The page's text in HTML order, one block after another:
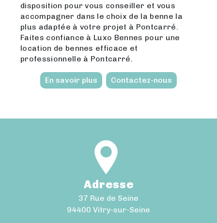
disposition pour vous conseiller et vous
accompagner dans le choix de la benne la
plus adaptée à votre projet à Pontcarré.
Faites confiance à Luxo Bennes pour une
location de bennes efficace et
professionnelle à Pontcarré.
En savoir plus Contactez-nous
Adresse
37 Rue de Seine
94400 Vitry-sur-Seine